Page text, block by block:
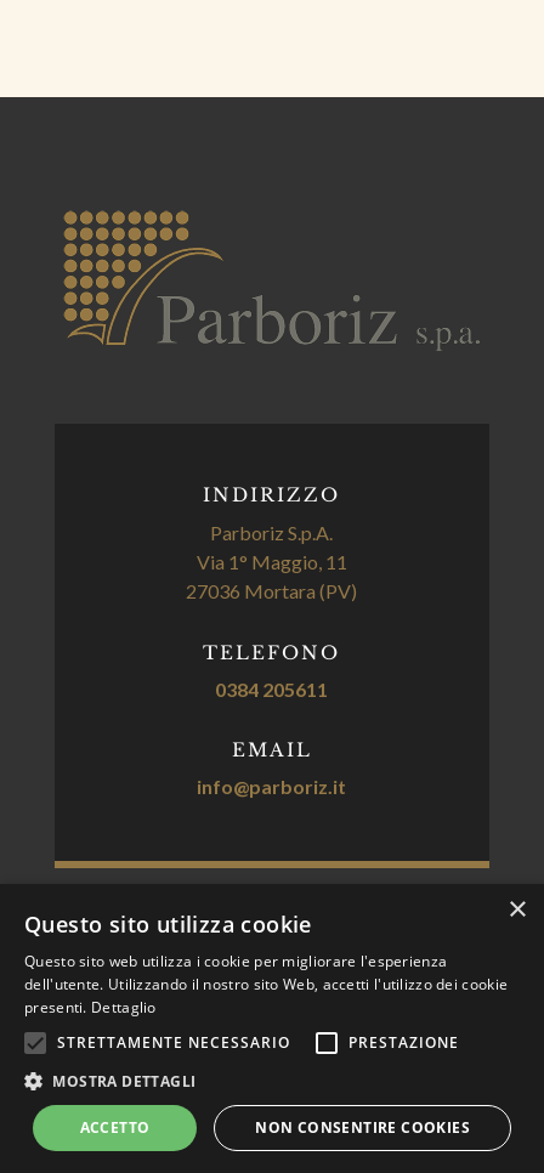
INDIRIZZO
Parboriz S.p.A.
Via 1° Maggio, 11
27036 Mortara (PV)
TELEFONO
0384 205611
EMAIL
info@parboriz.it
P.IVA 01319210181 – Capitale Sociale Euro 4,032,600,00
i.v. –
Privacy Policy
×
Questo sito utilizza cookie
Questo sito web utilizza i cookie per migliorare l'esperienza
dell'utente. Utilizzando il nostro sito Web, accetti l'utilizzo dei cookie
presenti. Dettaglio
STRETTAMENTE NECESSARIO
PRESTAZIONE
MOSTRA DETTAGLI
ACCETTO NON CONSENTIRE COOKIES